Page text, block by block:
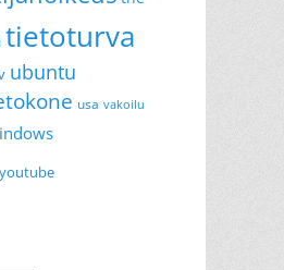
tietoturva
ubuntu
usa vakoilu
youtube